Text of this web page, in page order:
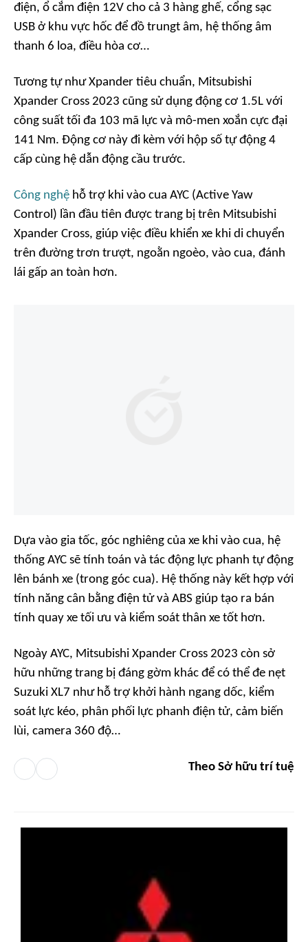
điện, ổ cắm điện 12V cho cả 3 hàng ghế, cổng sạc
USB ở khu vực hốc để đồ trungt âm, hệ thống âm
thanh 6 loa, điều hòa cơ…
Tương tự như Xpander tiêu chuẩn, Mitsubishi
Xpander Cross 2023 cũng sử dụng động cơ 1.5L với
công suất tối đa 103 mã lực và mô-men xoắn cực đại
141 Nm. Động cơ này đi kèm với hộp số tự động 4
cấp cùng hệ dẫn động cầu trước.
Công nghệ hỗ trợ khi vào cua AYC (Active Yaw
Control) lần đầu tiên được trang bị trên Mitsubishi
Xpander Cross, giúp việc điều khiển xe khi di chuyển
trên đường trơn trượt, ngoằn ngoèo, vào cua, đánh
lái gấp an toàn hơn.
Dựa vào gia tốc, góc nghiêng của xe khi vào cua, hệ
thống AYC sẽ tính toán và tác động lực phanh tự động
lên bánh xe (trong góc cua). Hệ thống này kết hợp với
tính năng cân bằng điện tử và ABS giúp tạo ra bán
tính quay xe tối ưu và kiểm soát thân xe tốt hơn.
Ngoày AYC, Mitsubishi Xpander Cross 2023 còn sở
hữu những trang bị đáng gờm khác để có thể đe nẹt
Suzuki XL7 như hỗ trợ khởi hành ngang dốc, kiểm
soát lực kéo, phân phối lực phanh điện tử, cảm biến
lùi, camera 360 độ…
Theo Sở hữu trí tuệ